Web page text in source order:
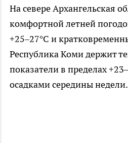
На севере Архангельская
комфортной летней
+25–27°C и
Республика Коми держит
показатели в пределах
осадками середины недели.